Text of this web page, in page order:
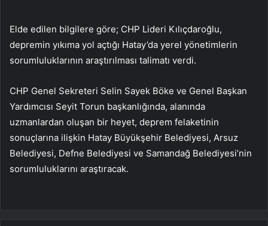
Elde edilen bilgilere göre; CHP Lideri Kılıçdaroğlu,
depremin yıkıma yol açtığı Hatay’da yerel yönetimlerin
sorumluluklarının araştırılması talimatı verdi.
CHP Genel Sekreteri Selin Sayek Böke ve Genel Başkan
Yardımcısı Seyit Torun başkanlığında, alanında
uzmanlardan oluşan bir heyet, deprem felaketinin
sonuçlarına ilişkin Hatay Büyükşehir Belediyesi, Arsuz
Belediyesi, Defne Belediyesi ve Samandağ Belediyesi’nin
sorumluluklarını araştıracak.